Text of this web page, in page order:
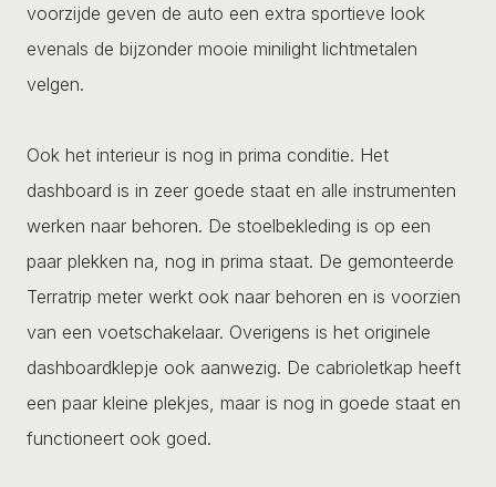
voorzijde geven de auto een extra sportieve look
evenals de bijzonder mooie minilight lichtmetalen
velgen.
Ook het interieur is nog in prima conditie. Het
dashboard is in zeer goede staat en alle instrumenten
werken naar behoren. De stoelbekleding is op een
paar plekken na, nog in prima staat. De gemonteerde
Terratrip meter werkt ook naar behoren en is voorzien
van een voetschakelaar. Overigens is het originele
dashboardklepje ook aanwezig. De cabrioletkap heeft
een paar kleine plekjes, maar is nog in goede staat en
functioneert ook goed.